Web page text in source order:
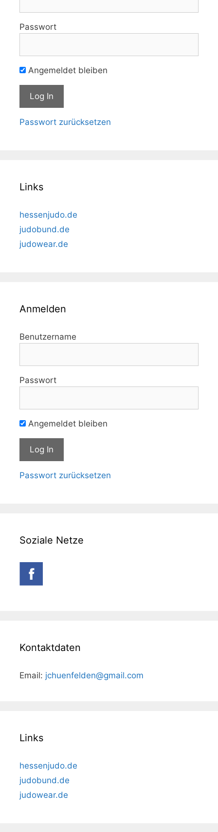
Passwort
Angemeldet bleiben
Passwort zurücksetzen
Links
hessenjudo.de
judobund.de
judowear.de
Anmelden
Benutzername
Passwort
Angemeldet bleiben
Passwort zurücksetzen
Soziale Netze
Kontaktdaten
Email: jchuenfelden@gmail.com
Links
hessenjudo.de
judobund.de
judowear.de